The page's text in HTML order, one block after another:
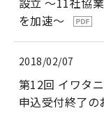
を加速～
2018/02/07
第12回 イワタ
申込受付終了の